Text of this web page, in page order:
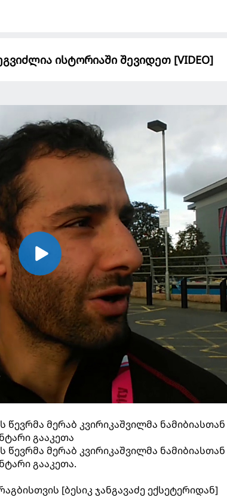
ისტორიაში შევიდეთ [VIDEO]
მერაბ კვირიკაშვილმა ნამიბიასთან
გააკეთა
მერაბ კვირიკაშვილმა ნამიბიასთან
გააკეთა.
[ბესიკ ჯანგავაძე ექსეტერიდან]